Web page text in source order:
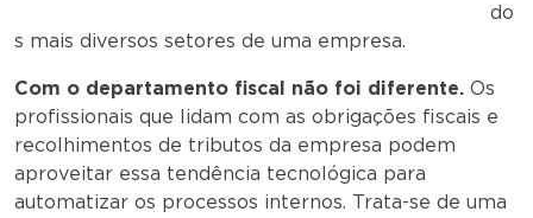
do
s mais diversos setores de uma empresa.
Com o departamento fiscal não foi diferente. Os
profissionais que lidam com as obrigações fiscais e
recolhimentos de tributos da empresa podem
aproveitar essa tendência tecnológica para
automatizar os processos internos. Trata-se de uma